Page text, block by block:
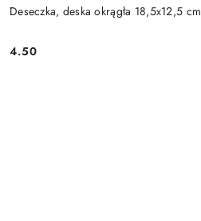
Deseczka, deska okrągła 18,5x12,5 cm
Cena:
4.50